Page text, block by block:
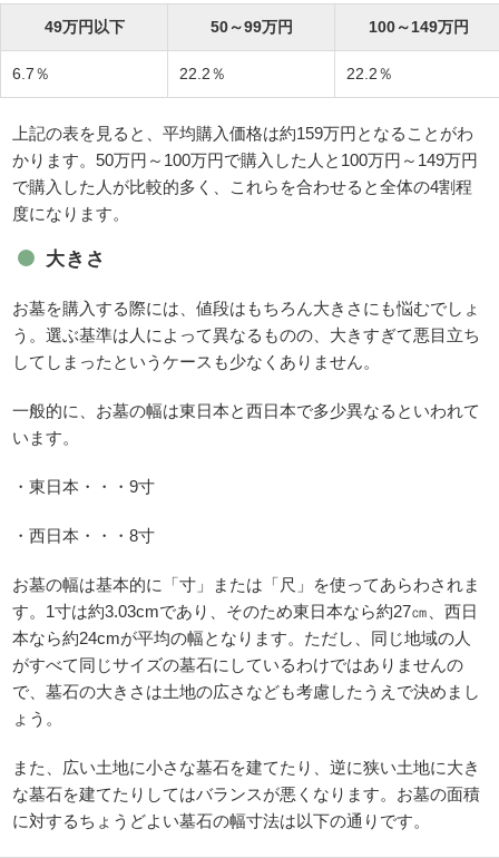
49万円以下 50～99万円 100～149万円
6.7％ 22.2％ 22.2％
上記の表を見ると、平均購入価格は約159万円となることがわ
かります。50万円～100万円で購入した人と100万円～149万円
で購入した人が比較的多く、これらを合わせると全体の4割程
度になります。
大きさ
お墓を購入する際には、値段はもちろん大きさにも悩むでしょ
う。選ぶ基準は人によって異なるものの、大きすぎて悪目立ち
してしまったというケースも少なくありません。
一般的に、お墓の幅は東日本と西日本で多少異なるといわれて
います。
・東日本・・・9寸
・西日本・・・8寸
お墓の幅は基本的に「寸」または「尺」を使ってあらわされま
す。1寸は約3.03cmであり、そのため東日本なら約27㎝、西日
本なら約24cmが平均の幅となります。ただし、同じ地域の人
がすべて同じサイズの墓石にしているわけではありませんの
で、墓石の大きさは土地の広さなども考慮したうえで決めまし
ょう。
また、広い土地に小さな墓石を建てたり、逆に狭い土地に大き
な墓石を建てたりしてはバランスが悪くなります。お墓の面積
に対するちょうどよい墓石の幅寸法は以下の通りです。